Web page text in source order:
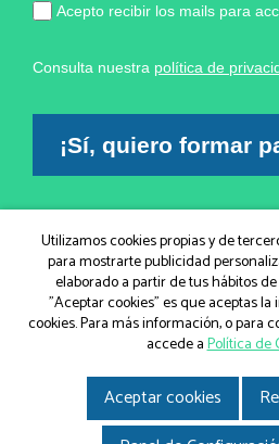
Acepto recibir los mails para
Consulta nuestra política de
¡Sí, quiero formar
ActiveCampaign
© IGEM, Institut Guxens de
Política de Cookies|
Disseny i
Utilizamos cookies propias y de
para mostrarte publicidad
elaborado a partir de tus hábitos
"Aceptar cookies" es que aceptas la
cookies. Para más información, o para
accede aPolítica de
Aceptar cookies